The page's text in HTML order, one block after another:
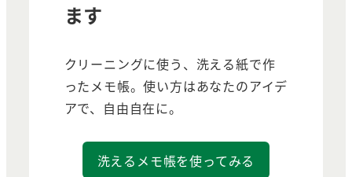
ます
クリーニングに使う、洗える紙で作
ったメモ帳。使い方はあなたのアイデ
アで、自由自在に。
洗えるメモ帳を使ってみる